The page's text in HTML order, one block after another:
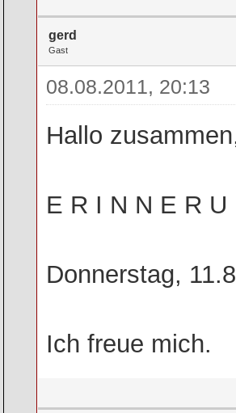
gerd
Gast
08.08.2011, 20:13
Hallo
E R I N N E R U
Donnerstag,
Ich freue mich.